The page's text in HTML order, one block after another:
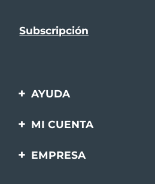
AYUDA
Contáctanos
MI CUENTA
Registro de productos
EMPRESA